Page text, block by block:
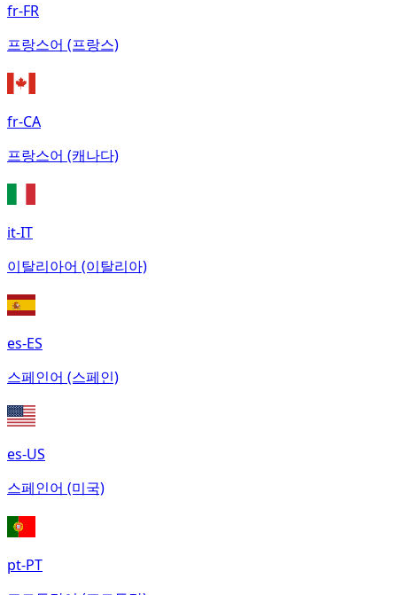
fr-FR
프랑스어 (프랑스)
fr-CA
프랑스어 (캐나다)
it-IT
이탈리아어 (이탈리아)
es-ES
스페인어 (스페인)
es-US
스페인어 (미국)
pt-PT